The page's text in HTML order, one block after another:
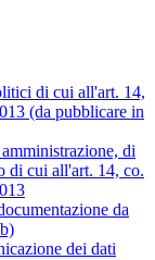
di cui all'art. 14,
(da pubblicare in
di
di cui all'art. 14, co.
da
dei dati